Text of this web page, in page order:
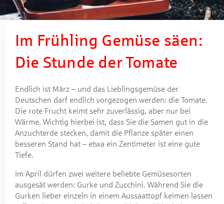
Im Frühling Gemüse säen:
Die Stunde der Tomate
Endlich ist März – und das Lieblingsgemüse der
Deutschen darf endlich vorgezogen werden: die Tomate.
Die rote Frucht keimt sehr zuverlässig, aber nur bei
Wärme. Wichtig hierbei ist, dass Sie die Samen gut in die
Anzuchterde stecken, damit die Pflanze später einen
besseren Stand hat – etwa ein Zentimeter ist eine gute
Tiefe.
Im April dürfen zwei weitere beliebte Gemüsesorten
ausgesät werden: Gurke und Zucchini. Während Sie die
Gurken lieber einzeln in einem Aussaattopf keimen lassen